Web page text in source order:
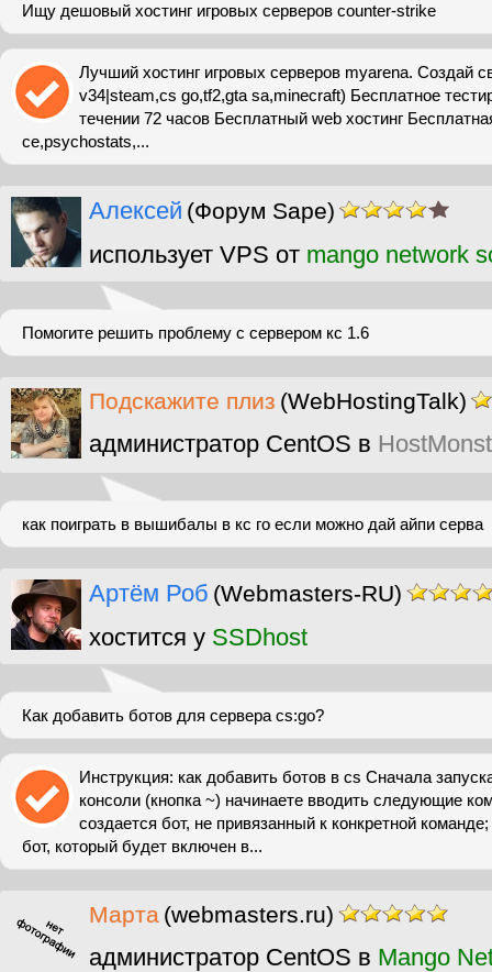
Ищу дешовый хостинг игровых серверов counter-strike
Лучший хостинг игровых серверов myarena. Создай
v34|steam,cs go,tf2,gta sa,minecraft) Бесплатное
течении 72 часов Бесплатный web хостинг
ce,psychostats,...
Алексей (Форум Sape)
использует VPS от mango network
Помогите решить проблему с сервером кс 1.6
Подскажите плиз (WebHostingTalk)
администратор CentOS в
как поиграть в вышибалы в кс го если можно дай айпи серва
Артём Роб (Webmasters-RU)
хостится у SSDhost
Как добавить ботов для сервера cs:go?
Инструкция: как добавить ботов в cs Сначала
консоли (кнопка ~) начинаете вводить следующие
создается бот, не привязанный к конкретной
бот, который будет включен в...
Марта (webmasters.ru)
администратор CentOS в Mango